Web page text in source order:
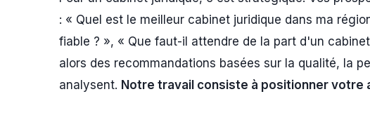
: « Quel est le meilleur cabinet juridique dans ma
fiable ? », « Que faut-il attendre de la part d'un
alors des recommandations basées sur la qualité, la
analysent. Notre travail consiste à positionner